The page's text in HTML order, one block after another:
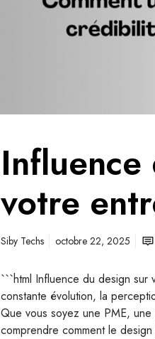
votre
Siby Techs octobre 22, 2025
```html Influence du design sur
constante évolution, la
Que vous soyez une PME,
comprendre comment le